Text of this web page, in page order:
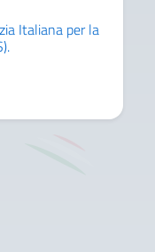
DELL’AGENZIA ITALIANA
Italiana per la